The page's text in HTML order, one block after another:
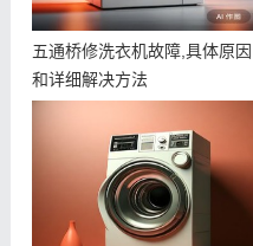
五通桥修洗衣机故障,具体原因
和详细解决方法